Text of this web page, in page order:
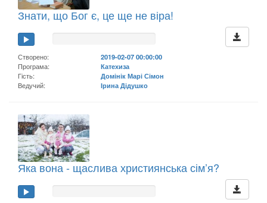
Знати, що Бог є, це ще не віра!
Створено:
2019-02-07 00:00:00
Програма:
Катехиза
Гість:
Домінік Марі Сімон
Ведучий:
Ірина Дідушко
Яка вона - щаслива християнська сім’я?